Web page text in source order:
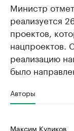
Министр
реализуется
проектов,
нацпроектов.
реализацию
было
Авторы
Максим Куликов